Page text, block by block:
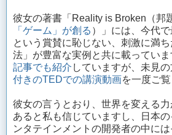
彼女の著書「Reality is Broken（邦
「ゲーム」が創る ）」には、今代
という賞賛に恥じない、刺激に満
法」が豊富な実例と共に載っていま
記事でも紹介 していますが、未見
付きのTEDでの講演動画を一度ご覧
彼女の言うとおり、世界を変える
あると私も信じていますし、日本
ンタテインメントの開発者の中に